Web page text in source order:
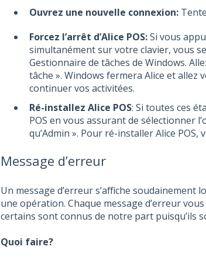
Ouvrez une nouvelle connexion:
Forcez l’arrêt d’Alice POS:Si vous
simultanément sur votre clavier, vous
Gestionnaire de tâches de Windows.
tâche ». Windows fermera Alice et
continuer vos activitées.
Ré-installez Alice POS: Si toutes ces
POS en vous assurant de sélectionner
qu’Admin ». Pour ré-installer Alice
Message d’erreur
Un message d’erreur s’affiche
une opération. Chaque message d’erreur
certains sont connus de notre part puisqu’ils
Quoi faire?